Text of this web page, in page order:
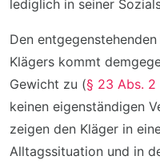
lediglich in seiner
Den
Klägers kommt
Gewicht zu (§ 23 Abs. 2
keinen eigenständigen
zeigen den Kläger in
Alltagssituation und in